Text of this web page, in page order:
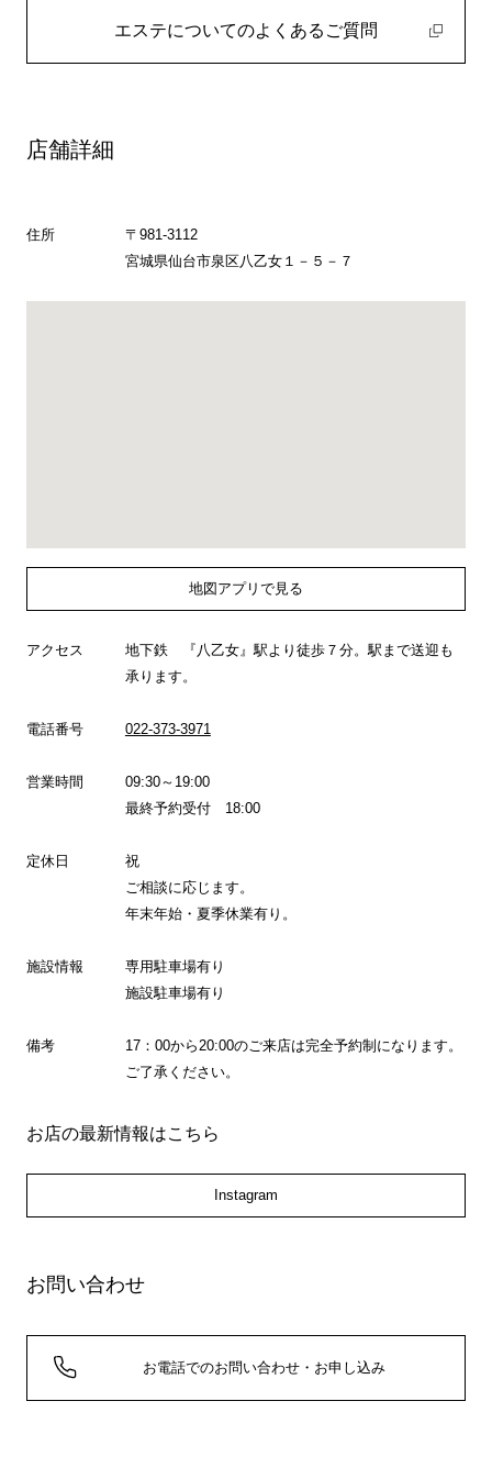
エステについてのよくあるご質問
店舗詳細
住所
〒981-3112
宮城県仙台市泉区八乙女１－５－７
地図アプリで見る
アクセス
地下鉄 『八乙女』駅より徒歩７分。駅まで送迎も
承ります。
電話番号 022-373-3971
営業時間
09:30～19:00
最終予約受付 18:00
定休日
祝
ご相談に応じます。
年末年始・夏季休業有り。
施設情報
専用駐車場有り
施設駐車場有り
備考
17：00から20:00のご来店は完全予約制になります。
ご了承ください。
お店の最新情報はこちら
Instagram
お問い合わせ
お電話でのお問い合わせ・お申し込み